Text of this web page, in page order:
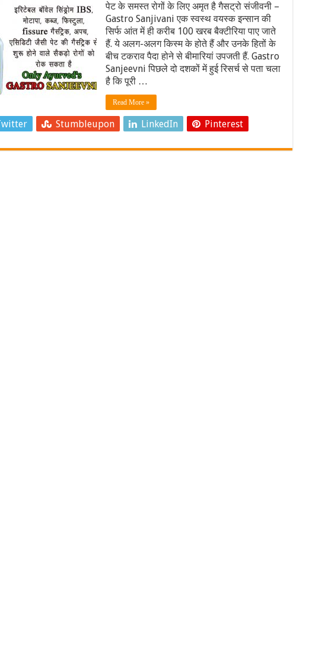
पेट के समस्त रोगों के लिए अमृत है गैसट्रो संजीवनी –
Gastro Sanjivani एक स्वस्थ वयस्क इन्सान की
सिर्फ आंत में ही करीब 100 खरब बैक्टीरिया पाए जाते
हैं. ये अलग-अलग किस्म के होते हैं और उनके हितों के
बीच टकराव पैदा होने से बीमारियां उपजती हैं. Gastro
Sanjeevni पिछले दो दशकों में हुई रिसर्च से पता चला
है कि पूरी …
Read More »
Stumbleupon LinkedIn Pinterest